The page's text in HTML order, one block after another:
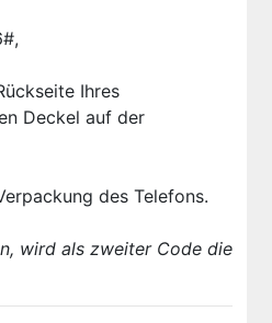
Ihres
Deckel auf der
des Telefons.
wird als zweiter Code die